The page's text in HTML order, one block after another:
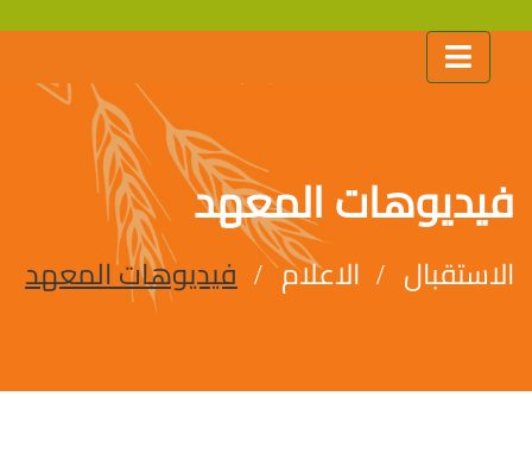
فيديوهات المعهد
الاستقبال الاعلام فيديوهات المعهد